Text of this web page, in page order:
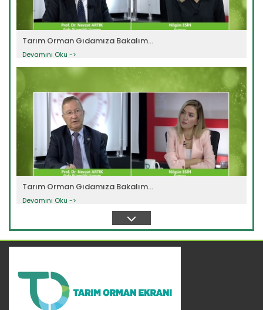
Tarım Orman Gıdamıza Bakalım...
Devamını Oku ->
Tarım Orman Gıdamıza Bakalım...
Devamını Oku ->